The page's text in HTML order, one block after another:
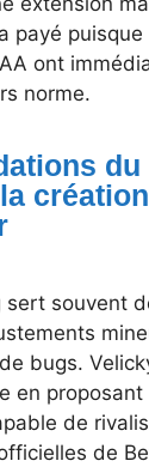
payé
ont
norme.
du
sert souvent
bugs.
en
de
de